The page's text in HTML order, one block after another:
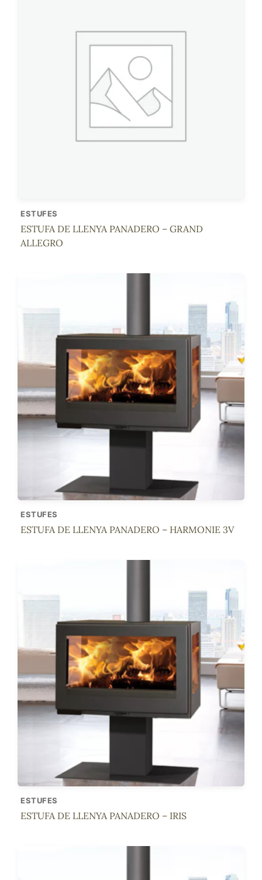
ESTUFES
ESTUFA DE LLENYA PANADERO – GRAND
ALLEGRO
ESTUFES
ESTUFA DE LLENYA PANADERO – HARMONIE 3V
ESTUFES
ESTUFA DE LLENYA PANADERO – IRIS